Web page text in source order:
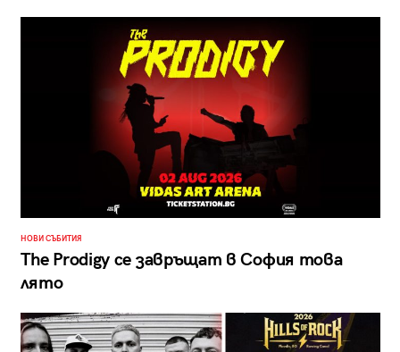
НОВИ СЪБИТИЯ
The Prodigy се завръщат в София това
лято